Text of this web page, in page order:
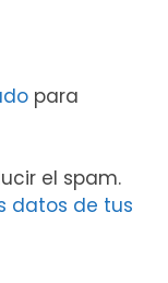
para
el spam.
datos de tus